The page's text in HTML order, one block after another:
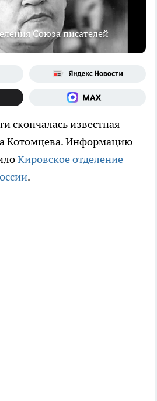
Союза писателей
скончалась известная
Котомцева. Информацию
Кировское отделение
.